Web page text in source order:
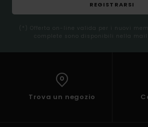
REGISTRARSI
(*) Offerta on-line valida per i nuovi
complete sono disponibili nella mail
Trova un negozio